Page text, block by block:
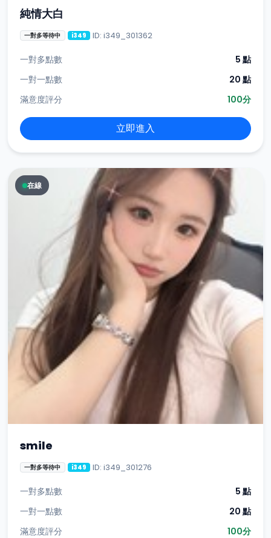
純情大白
一對多等待中 i349 ID: i349_301362
一對多點數
5 點
一對一點數
20 點
滿意度評分
100分
立即進入
在線
smile
一對多等待中 i349 ID: i349_301276
一對多點數
5 點
一對一點數
20 點
滿意度評分
100分